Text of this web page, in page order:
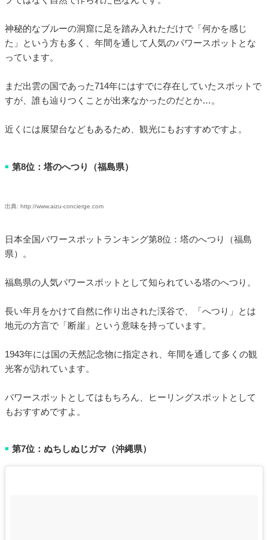
神秘的なブルーの洞窟に足を踏み入れただけで「何かを感じ
た」という方も多く、年間を通して人気のパワースポットとな
っています。
まだ出雲の国であった714年にはすでに存在していたスポットで
すが、誰も辿りつくことが出来なかったのだとか…。
近くには展望台などもあるため、観光にもおすすめですよ。
■ 第8位：塔のへつり（福島県）
出典: http://www.aizu-concierge.com
日本全国パワースポットランキング第8位：塔のへつり（福島
県）。
福島県の人気パワースポットとして知られている塔のへつり。
長い年月をかけて自然に作り出された渓谷で、「へつり」とは
地元の方言で「断崖」という意味を持っています。
1943年には国の天然記念物に指定され、年間を通して多くの観
光客が訪れています。
パワースポットとしてはもちろん、ヒーリングスポットとして
もおすすめですよ。
■ 第7位：ぬちしぬじガマ（沖縄県）